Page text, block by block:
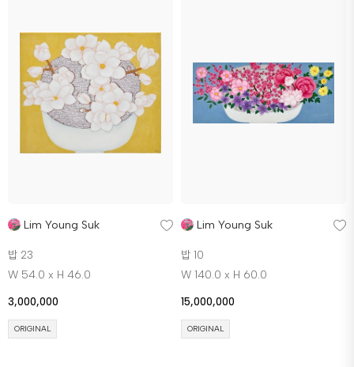
Lim Young Suk
밥 23
W 54.0 x H 46.0
3,000,000
ORIGINAL
Lim Young Suk
밥 10
W 140.0 x H 60.0
15,000,000
ORIGINAL